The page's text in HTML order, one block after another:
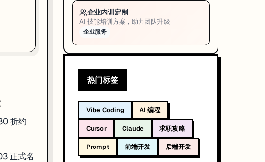
个月 AWS 全额买单，学费零元。
非重大换版，但旧材料要补充对应考点。
折约
正式名
企业内训定制
AI 技能培训方案，助力团队升级
企业服务
热门标签
Vibe Coding AI 编程
Cursor Claude 求职攻略
Prompt 前端开发 后端开发